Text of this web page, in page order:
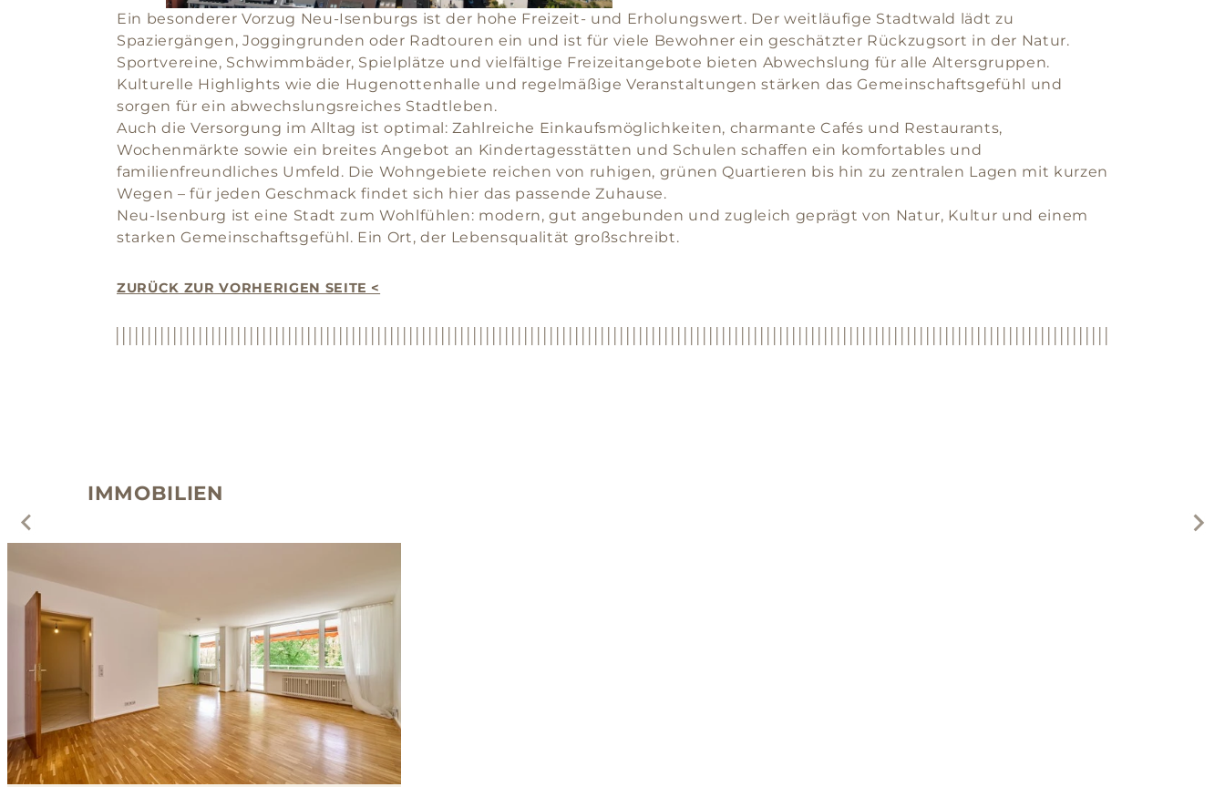
Ein besonderer Vorzug Neu-Isenburgs ist der hohe Freizeit- und Erholungswert. Der weitläufige Stadtwald lädt zu
Spaziergängen, Joggingrunden oder Radtouren ein und ist für viele Bewohner ein geschätzter Rückzugsort in der Natur.
Sportvereine, Schwimmbäder, Spielplätze und vielfältige Freizeitangebote bieten Abwechslung für alle Altersgruppen.
Kulturelle Highlights wie die Hugenottenhalle und regelmäßige Veranstaltungen stärken das Gemeinschaftsgefühl und
sorgen für ein abwechslungsreiches Stadtleben.
Auch die Versorgung im Alltag ist optimal: Zahlreiche Einkaufsmöglichkeiten, charmante Cafés und Restaurants,
Wochenmärkte sowie ein breites Angebot an Kindertagesstätten und Schulen schaffen ein komfortables und
familienfreundliches Umfeld. Die Wohngebiete reichen von ruhigen, grünen Quartieren bis hin zu zentralen Lagen mit kurzen
Wegen – für jeden Geschmack findet sich hier das passende Zuhause.
Neu-Isenburg ist eine Stadt zum Wohlfühlen: modern, gut angebunden und zugleich geprägt von Natur, Kultur und einem
starken Gemeinschaftsgefühl. Ein Ort, der Lebensqualität großschreibt.
ZURÜCK ZUR VORHERIGEN SEITE <
IMMOBILIEN